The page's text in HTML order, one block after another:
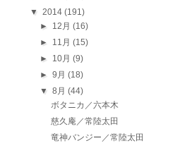
▼ 2014 (191)
► 12月(16)
► 11月(15)
► 10月(9)
►9月(18)
▼8月(44)
ボタニカ／六本木
慈久庵／常陸太田
竜神バンジー／常陸太田